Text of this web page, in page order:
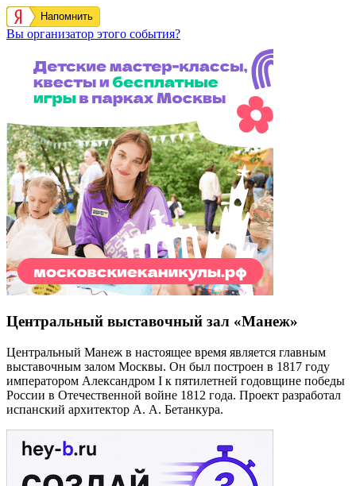
Напомнить
Вы организатор этого события?
Центральный выставочный зал «Манеж»
Центральный Манеж в настоящее время является главным
выставочным залом Москвы. Он был построен в 1817 году
императором Александром I к пятилетней годовщине победы
России в Отечественной войне 1812 года. Проект разработал
испанский архитектор А. А. Бетанкура.